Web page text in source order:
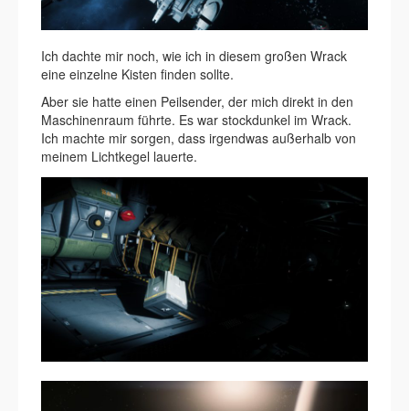
Ich dachte mir noch, wie ich in diesem großen Wrack
eine einzelne Kisten finden sollte.
Aber sie hatte einen Peilsender, der mich direkt in den
Maschinenraum führte. Es war stockdunkel im Wrack.
Ich machte mir sorgen, dass irgendwas außerhalb von
meinem Lichtkegel lauerte.